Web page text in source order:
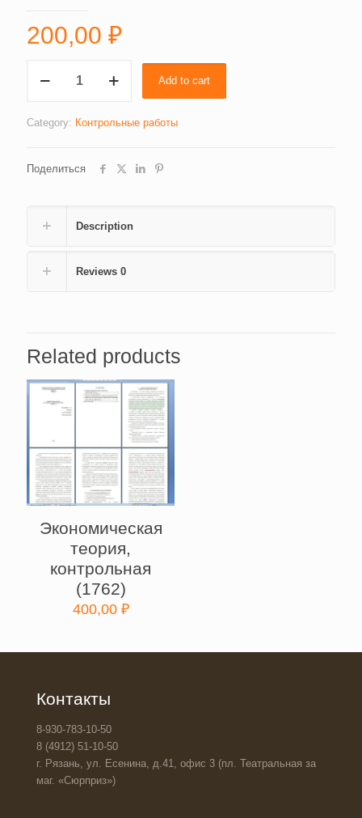
200,00 ₽
задания
quantity
Add to cart
Category: Контрольные работы
Поделиться
Description
Reviews 0
Related products
Экономическая
теория,
контрольная
(1762)
400,00 ₽
Контакты
8-930-783-10-50
8 (4912) 51-10-50
г. Рязань, ул. Есенина, д.41, офис 3 (пл. Театральная за
маг. «Сюрприз»)